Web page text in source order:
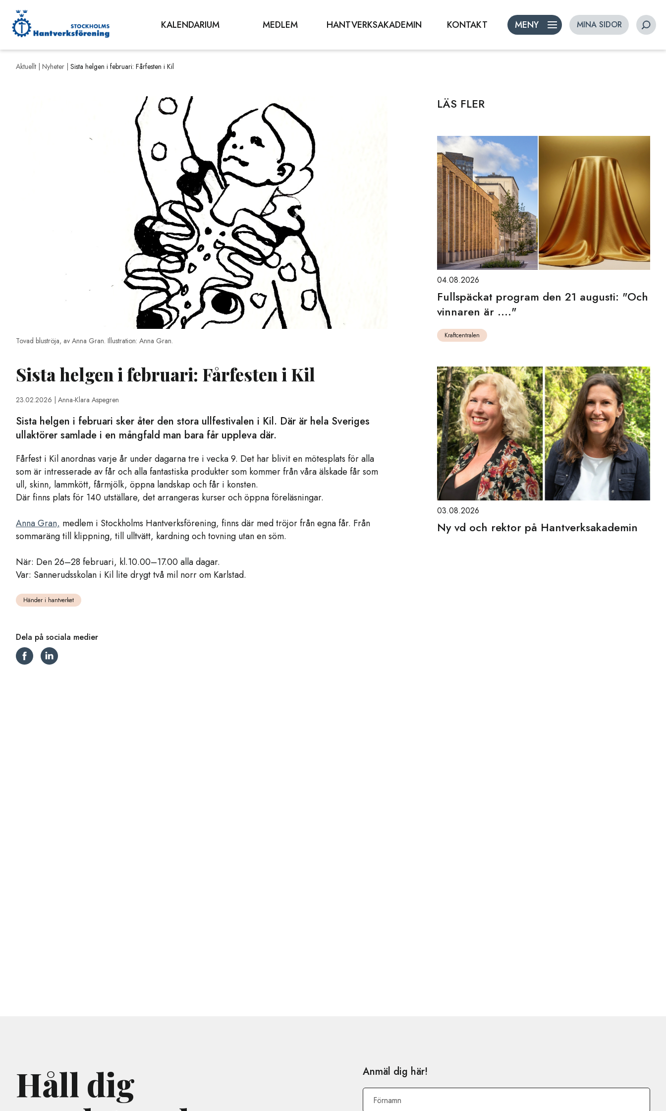
MENY
KALENDARIUM MEDLEM HANTVERKSAKADEMIN KONTAKT MINA SIDOR
Aktuellt | Nyheter Sista helgen i februari: Fårfesten i Kil
Tovad bluströja, av Anna Gran. Illustration: Anna Gran.
Sista helgen i februari: Fårfesten i Kil
23.02.2026 | Anna-Klara Aspegren
Sista helgen i februari sker åter den stora ullfestivalen i Kil. Där är hela Sveriges
ullaktörer samlade i en mångfald man bara får uppleva där.
Fårfest i Kil anordnas varje år under dagarna tre i vecka 9. Det har blivit en mötesplats för alla
som är intresserade av får och alla fantastiska produkter som kommer från våra älskade får som
ull, skinn, lammkött, fårmjölk, öppna landskap och får i konsten.
Där finns plats för 140 utställare, det arrangeras kurser och öppna föreläsningar.
Anna Gran, medlem i Stockholms Hantverksförening, finns där med tröjor från egna får. Från
sommaräng till klippning, till ulltvätt, kardning och tovning utan en söm.
När: Den 26–28 februari, kl.10.00–17.00 alla dagar.
Var: Sannerudsskolan i Kil lite drygt två mil norr om Karlstad.
Händer i hantverket
Dela på sociala medier
LÄS FLER
04.08.2026
Fullspäckat program den 21 augusti: "Och
vinnaren är ...."
Kraftcentralen
03.08.2026
Ny vd och rektor på Hantverksakademin
Håll dig
Anmäl dig här!
Förnamn